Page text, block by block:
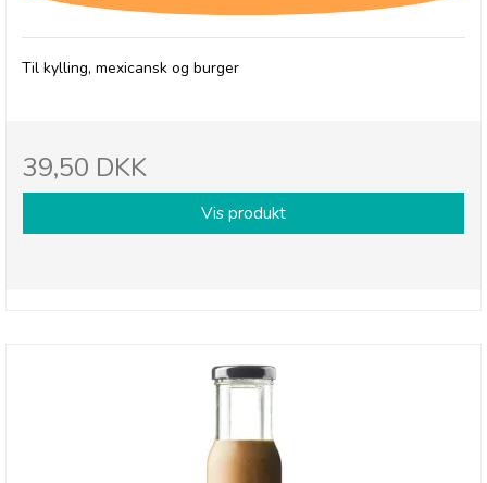
Til kylling, mexicansk og burger
39,50 DKK
Vis produkt